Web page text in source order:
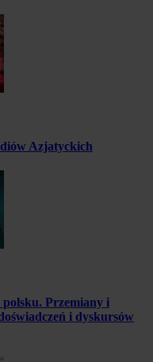
Azjatyckich
polsku. Przemiany i
i dyskursów